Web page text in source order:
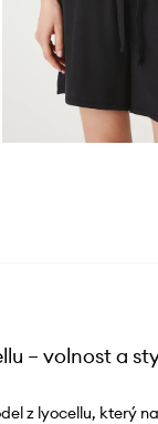
– volnost a
z lyocellu, který